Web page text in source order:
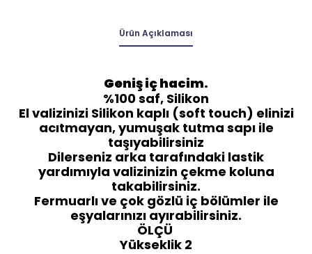
Ürün Açıklaması
Geniş iç hacim.
%100 saf, Silikon
El valizinizi Silikon kaplı (soft touch) elinizi
acıtmayan, yumuşak tutma sapı ile
taşıyabilirsiniz
Dilerseniz arka tarafındaki lastik
yardımıyla valizinizin çekme koluna
takabilirsiniz.
Fermuarlı ve çok gözlü iç bölümler ile
eşyalarınızı ayırabilirsiniz.
ÖLÇÜ
Yükseklik 2